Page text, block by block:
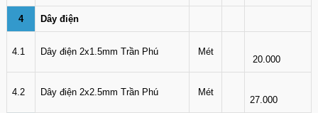
4 Dây điện
4.1 Dây điện 2x1.5mm Trần Phú Mét
20.000
4.2 Dây điện 2x2.5mm Trần Phú Mét
27.000